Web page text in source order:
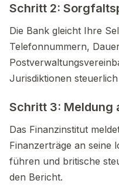
Schritt 2:
Die Bank gleicht Ihre
Telefonnummern,
Jurisdiktionen
Schritt 3: Meldung
Das Finanzinstitut
Finanzerträge an seine
führen und britische
den Bericht.